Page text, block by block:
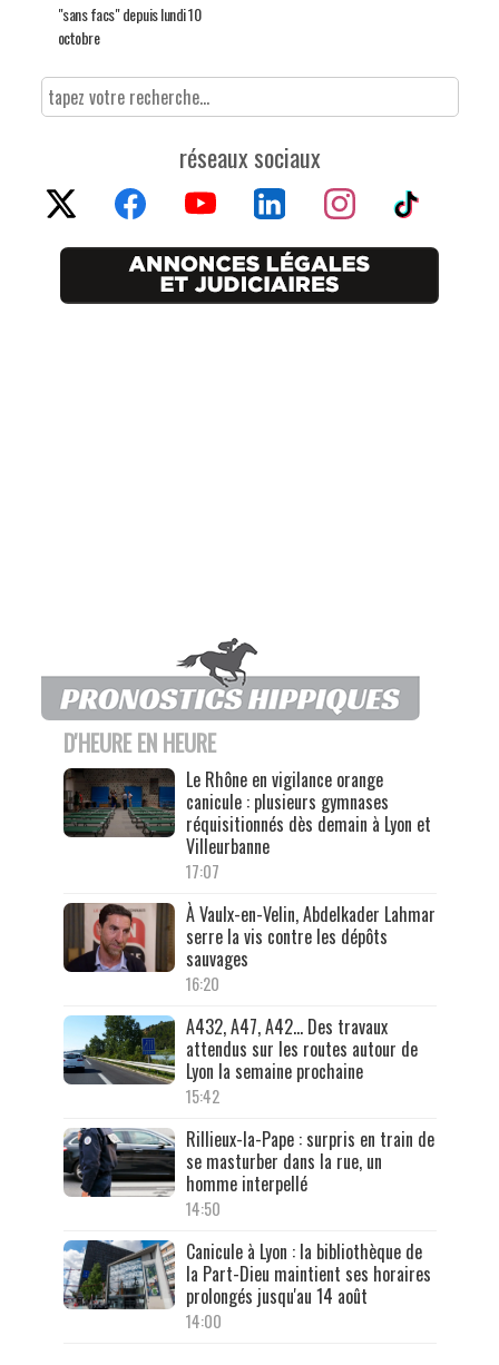
"sans facs" depuis lundi 10
octobre
réseaux sociaux
D'HEURE EN HEURE
Le Rhône en vigilance orange
canicule : plusieurs gymnases
réquisitionnés dès demain à Lyon et
Villeurbanne
17:07
À Vaulx-en-Velin, Abdelkader Lahmar
serre la vis contre les dépôts
sauvages
16:20
A432, A47, A42… Des travaux
attendus sur les routes autour de
Lyon la semaine prochaine
15:42
Rillieux-la-Pape : surpris en train de
se masturber dans la rue, un
homme interpellé
14:50
Canicule à Lyon : la bibliothèque de
la Part-Dieu maintient ses horaires
prolongés jusqu'au 14 août
14:00